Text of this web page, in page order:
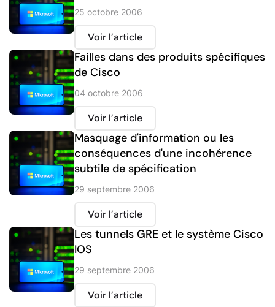
25 octobre 2006
Voir l’article
Failles dans des produits spécifiques
de Cisco
04 octobre 2006
Voir l’article
Masquage d'information ou les
conséquences d'une incohérence
subtile de spécification
29 septembre 2006
Voir l’article
Les tunnels GRE et le système Cisco
IOS
29 septembre 2006
Voir l’article